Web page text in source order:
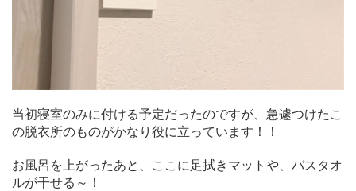
当初寝室のみに付ける予定だったのですが、急遽つけたこ
の脱衣所のものがかなり役に立っています！！
お風呂を上がったあと、ここに足拭きマットや、バスタオ
ルが干せる～！